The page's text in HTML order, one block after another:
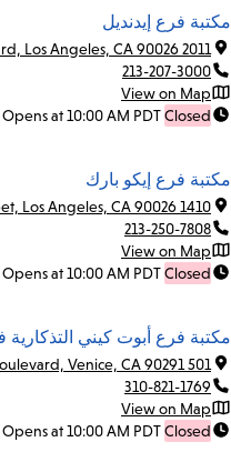
مكتبة فرع إيدنديل
2011 W. Sunset Boulevard, Los Angeles, CA 90026
213-207-3000
View on Map
Closed
Opens at 10:00 AM PDT
مكتبة فرع إيكو بارك
1410 W. Temple Street, Los Angeles, CA 90026
213-250-7808
View on Map
Closed
Opens at 10:00 AM PDT
مكتبة فرع أبوت كيني التذكارية
501 S. Venice Boulevard, Venice, CA 90291
310-821-1769
View on Map
Closed
Opens at 10:00 AM PDT